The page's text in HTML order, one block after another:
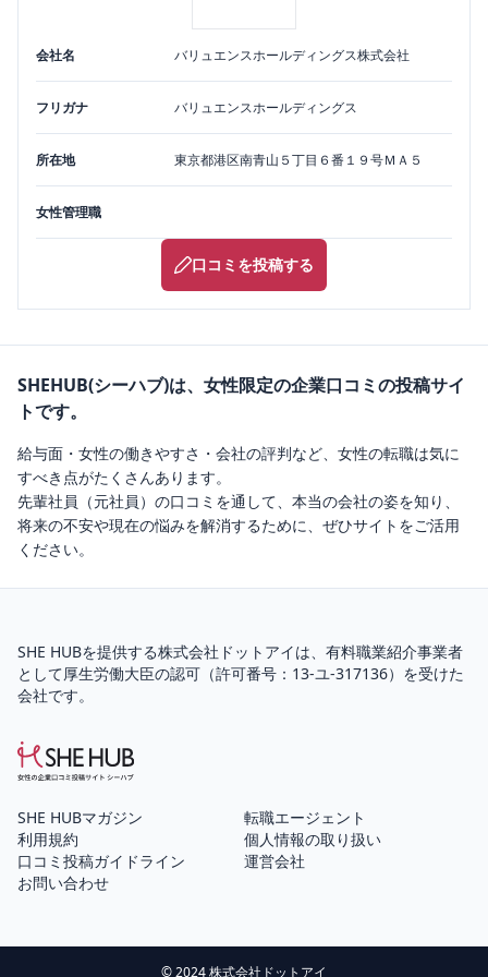
会社名 バリュエンスホールディングス株式会社
フリガナ バリュエンスホールディングス
所在地 東京都港区南青山５丁目６番１９号ＭＡ５
女性管理職
口コミを投稿する
SHEHUB(シーハブ)は、女性限定の企業口コミの投稿サイ
トです。
給与面・女性の働きやすさ・会社の評判など、女性の転職は気に
すべき点がたくさんあります。
先輩社員（元社員）の口コミを通して、本当の会社の姿を知り、
将来の不安や現在の悩みを解消するために、ぜひサイトをご活用
ください。
SHE HUBを提供する株式会社ドットアイは、 有料職業紹介事業者
として厚生労働大臣の認可（許可番号：13-ユ-317136）を受けた
会社です。
SHE HUBマガジン
転職エージェント
利用規約
個人情報の取り扱い
口コミ投稿ガイドライン
運営会社
お問い合わせ
© 2024 株式会社ドットアイ